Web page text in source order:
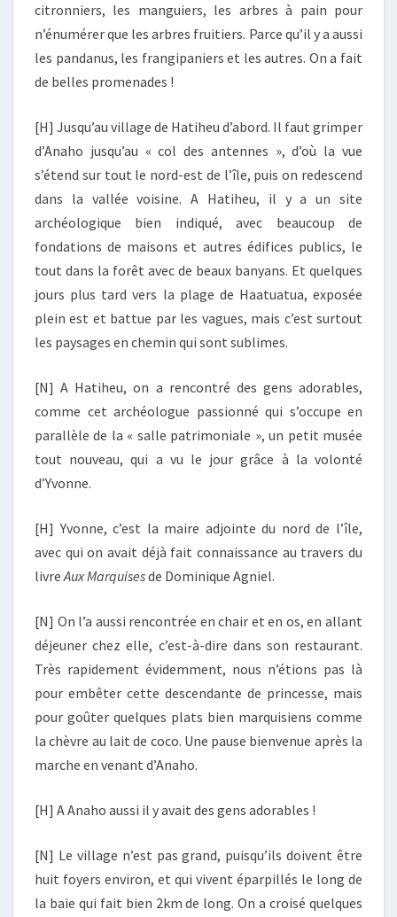
citronniers, les manguiers, les arbres à pain pour
n’énumérer que les arbres fruitiers. Parce qu’il y a aussi
les pandanus, les frangipaniers et les autres. On a fait
de belles promenades !
[H] Jusqu’au village de Hatiheu d’abord. Il faut grimper
d’Anaho jusqu’au « col des antennes », d’où la vue
s’étend sur tout le nord-est de l’île, puis on redescend
dans la vallée voisine. A Hatiheu, il y a un site
archéologique bien indiqué, avec beaucoup de
fondations de maisons et autres édifices publics, le
tout dans la forêt avec de beaux banyans. Et quelques
jours plus tard vers la plage de Haatuatua, exposée
plein est et battue par les vagues, mais c’est surtout
les paysages en chemin qui sont sublimes.
[N] A Hatiheu, on a rencontré des gens adorables,
comme cet archéologue passionné qui s’occupe en
parallèle de la « salle patrimoniale », un petit musée
tout nouveau, qui a vu le jour grâce à la volonté
d’Yvonne.
[H] Yvonne, c’est la maire adjointe du nord de l’île,
avec qui on avait déjà fait connaissance au travers du
livreAux Marquisesde Dominique Agniel.
[N] On l’a aussi rencontrée en chair et en os, en allant
déjeuner chez elle, c’est-à-dire dans son restaurant.
Très rapidement évidemment, nous n’étions pas là
pour embêter cette descendante de princesse, mais
pour goûter quelques plats bien marquisiens comme
la chèvre au lait de coco. Une pause bienvenue après la
marche en venant d’Anaho.
[H] A Anaho aussi il y avait des gens adorables !
[N] Le village n’est pas grand, puisqu’ils doivent être
huit foyers environ, et qui vivent éparpillés le long de
la baie qui fait bien 2km de long. On a croisé quelques